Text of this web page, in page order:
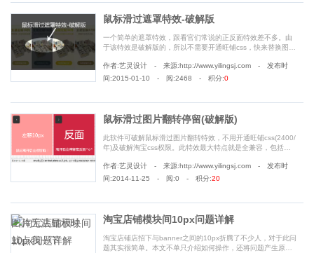
鼠标滑过遮罩特效-破解版
一个简单的遮罩特效，跟看官们常说的正反面特效差不多。由
于该特效是破解版的，所以不需要开通旺铺css，快来替换图片
作者:艺灵设计 - 来源:http://www.yilingsj.com - 发布时
间:2015-01-10 - 阅:2468 - 积分:0
鼠标滑过图片翻转停留(破解版)
此软件可破解鼠标滑过图片翻转特效，不用开通旺铺css(2400/
年)及破解淘宝css权限。此特效最大特点就是全兼容，包括低
作者:艺灵设计 - 来源:http://www.yilingsj.com - 发布时
间:2014-11-25 - 阅:0 - 积分:20
淘宝店铺模块间10px问题详解
淘宝店铺店招下与banner之间的10px折腾了不少人，对于此问
题其实很简单。本文不单只介绍如何操作，还将问题产生原因